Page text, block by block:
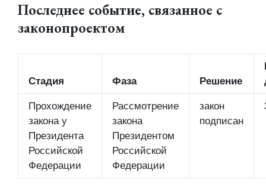
Последнее событие, связанное с
законопроектом
Стадия Фаза Решение
Прохождение
закона у
Президента
Российской
Федерации
Рассмотрение
закона
Президентом
Российской
Федерации
закон
подписан